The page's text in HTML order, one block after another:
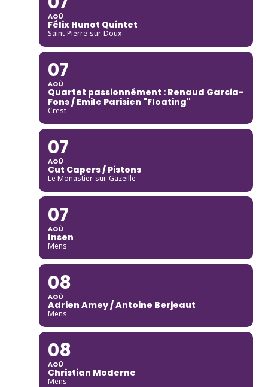
AOÛ
Félix Hunot Quintet
Saint-Pierre-sur-Doux
07
AOÛ
Quartet passionnément : Renaud Garcia-
Fons / Emile Parisien "Floating"
Crest
07
AOÛ
Cut Capers / Pistons
Le Monastier-sur-Gazeille
07
AOÛ
Insen
Mens
08
AOÛ
Adrien Amey / Antoine Berjeaut
Mens
08
AOÛ
Christian Moderne
Mens